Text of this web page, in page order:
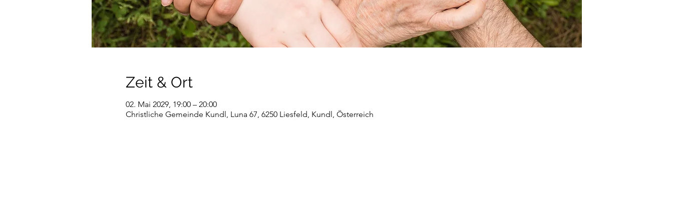
Zeit & Ort
02. Mai 2029, 19:00 – 20:00
Christliche Gemeinde Kundl, Luna 67, 6250 Liesfeld, Kundl, Österreich